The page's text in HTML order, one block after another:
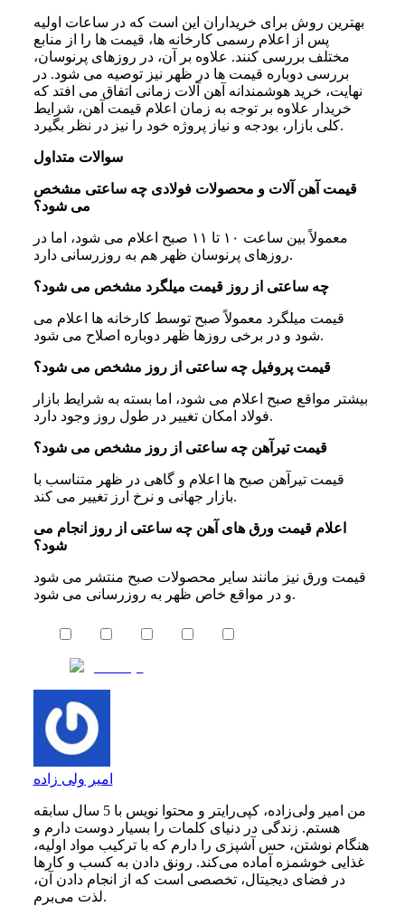
بهترین روش برای خریداران این است که در ساعات اولیه
پس از اعلام رسمی کارخانه ها، قیمت ها را از منابع
مختلف بررسی کنند. علاوه بر آن، در روزهای پرنوسان،
بررسی دوباره قیمت ها در ظهر نیز توصیه می شود. در
نهایت، خرید هوشمندانه آهن آلات زمانی اتفاق می افتد که
خریدار علاوه بر توجه به زمان اعلام قیمت آهن، شرایط
کلی بازار، بودجه و نیاز پروژه خود را نیز در نظر بگیرد.
سوالات متداول
قیمت آهن آلات و محصولات فولادی چه ساعتی مشخص
می شود؟
معمولاً بین ساعت ۱۰ تا ۱۱ صبح اعلام می شود، اما در
روزهای پرنوسان ظهر هم به روزرسانی دارد.
چه ساعتی از روز قیمت میلگرد مشخص می شود؟
قیمت میلگرد معمولاً صبح توسط کارخانه ها اعلام می
شود و در برخی روزها ظهر دوباره اصلاح می شود.
قیمت پروفیل چه ساعتی از روز مشخص می شود؟
بیشتر مواقع صبح اعلام می شود، اما بسته به شرایط بازار
فولاد امکان تغییر در طول روز وجود دارد.
قیمت تیرآهن چه ساعتی از روز مشخص می شود؟
قیمت تیرآهن صبح ها اعلام و گاهی در ظهر متناسب با
بازار جهانی و نرخ ارز تغییر می کند.
اعلام قیمت ورق های آهن چه ساعتی از روز انجام می
شود؟
قیمت ورق نیز مانند سایر محصولات صبح منتشر می شود
و در مواقع خاص ظهر به روزرسانی می شود.
امیر ولی زاده
من امیر ولی‌زاده، کپی‌رایتر و محتوا نویس با 5 سال سابقه
هستم. زندگی در دنیای کلمات را بسیار دوست دارم و
هنگام نوشتن، حس آشپزی را دارم که با ترکیب مواد اولیه،
غذایی خوشمزه آماده می‌کند. رونق دادن به کسب و کارها
در فضای دیجیتال، تخصصی است که از انجام دادن آن،
لذت می‌برم.